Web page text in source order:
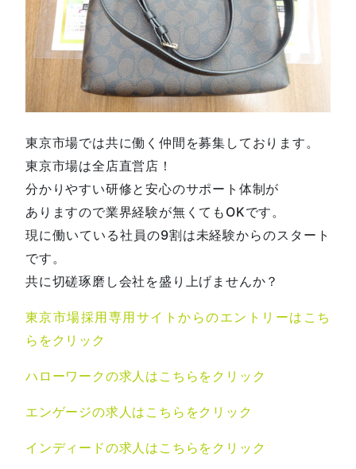
東京市場では共に働く仲間を募集しております。
東京市場は全店直営店！
分かりやすい研修と安心のサポート体制が
ありますので業界経験が無くてもOKです。
現に働いている社員の9割は未経験からのスタート
です。
共に切磋琢磨し会社を盛り上げませんか？
東京市場採用専用サイトからのエントリーはこち
らをクリック
ハローワークの求人はこちらをクリック
エンゲージの求人はこちらをクリック
インディードの求人はこちらをクリック